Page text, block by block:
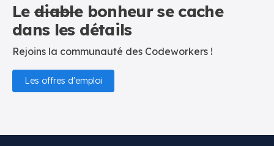
Lediablebonheur se cache
dans les détails
Rejoins la communauté des Codeworkers !
Les offres d'emploi